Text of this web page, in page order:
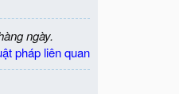
ngày.
pháp liên quan